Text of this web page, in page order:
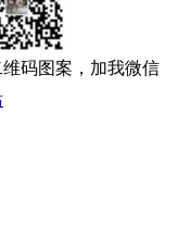
码图案，加我微信